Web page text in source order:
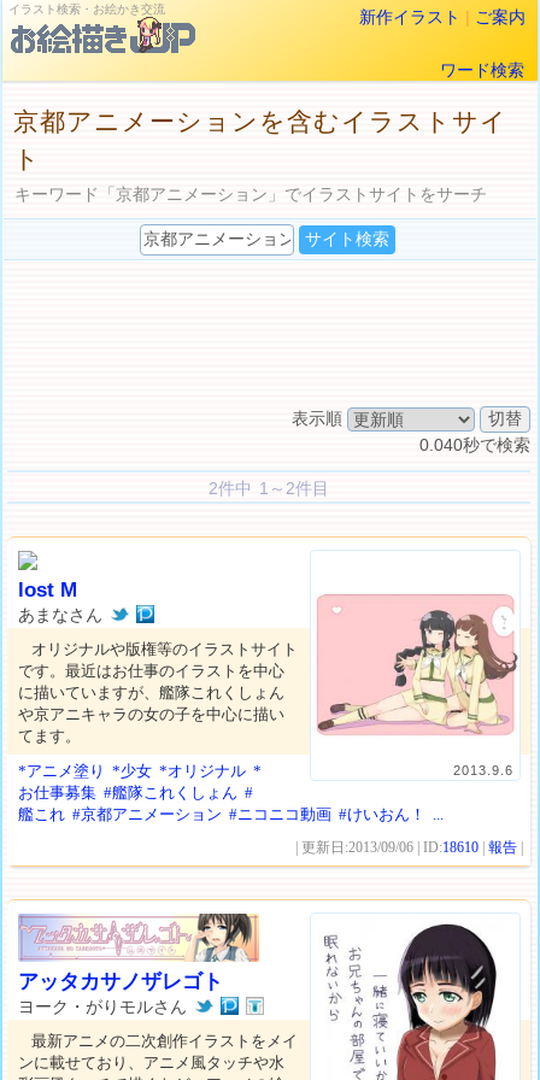
イラスト検索・お絵かき交流 新作イラスト | ご案内
ワード検索
京都アニメーションを含むイラストサイ
ト
キーワード「京都アニメーション」でイラストサイトをサーチ
表示順
0.040秒で検索
2件中 1～2件目
2013.9.6
lost M
あまなさん
オリジナルや版権等のイラストサイト
です。最近はお仕事のイラストを中心
に描いていますが、艦隊これくしょん
や京アニキャラの女の子を中心に描い
てます。
*アニメ塗り
*少女 *オリジナル *
お仕事募集 #艦隊これくしょん #
艦これ #京都アニメーション #ニコニコ動画 #けいおん！ ...
| 更新日:2013/09/06 | ID:18610 |報告
アッタカサノザレゴト
ヨーク・がりモルさん
最新アニメの二次創作イラストをメイ
ンに載せており、アニメ風タッチや水